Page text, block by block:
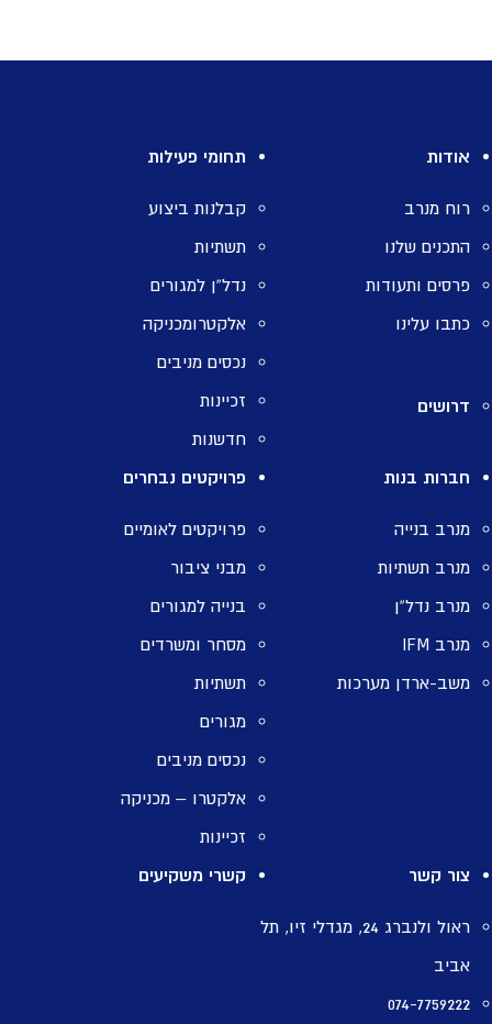
אודות
רוח מנרב
התכנים שלנו
פרסים ותעודות
כתבו עלינו
דרושים
תחומי פעילות
קבלנות ביצוע
תשתיות
נדל”ן למגורים
אלקטרומכניקה
נכסים מניבים
זכיינות
חדשנות
חברות בנות
מנרב בנייה
מנרב תשתיות
מנרב נדל”ן
מנרב IFM
משב-ארדן מערכות
פרויקטים נבחרים
פרויקטים לאומיים
מבני ציבור
בנייה למגורים
מסחר ומשרדים
תשתיות
מגורים
נכסים מניבים
אלקטרו – מכניקה
זכיינות
צור קשר
ראול ולנברג 24, מגדלי זיו, תל
אביב
074-7759222
קשרי משקיעים